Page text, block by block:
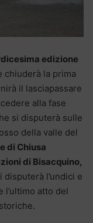
edizione
chiuderà la prima
il lasciapassare
alla fase
si disputerà sulle
della valle del
di Chiusa
di Bisacquino,
disputerà l’undici e
l’ultimo atto del